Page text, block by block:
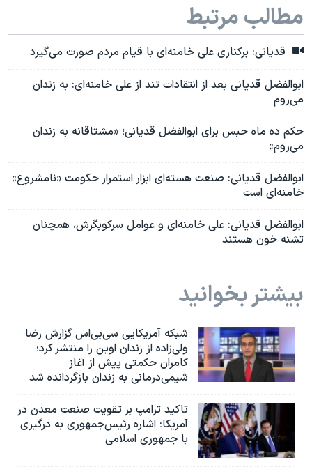
مطالب مرتبط
قدیانی: برکناری علی خامنه‌ای با قیام مردم صورت می‌گیرد
ابوالفضل قدیانی بعد از انتقادات تند از علی خامنه‌ای: به زندان
می‌روم
حکم ده ماه حبس برای ابوالفضل قدیانی؛ «مشتاقانه به زندان
می‌روم»
ابوالفضل قدیانی: صنعت هسته‌ای ابزار استمرار حکومت «نامشروع»
خامنه‌ای است
ابوالفضل قدیانی:‌ علی خامنه‌ای و عوامل سرکوبگرش، همچنان
تشنه‌ خون هستند
بیشتر بخوانید
شبکه آمریکایی سی‌بی‌‌اس گزارش رضا
ولی‌زاده از زندان اوین را منتشر کرد؛
کامران حکمتی پیش از آغاز
شیمی‌درمانی به زندان بازگردانده شد
تاکید ترامپ بر تقویت صنعت معدن در
آمریکا؛ اشاره رئیس‌جمهوری به درگیری
با جمهوری اسلامی